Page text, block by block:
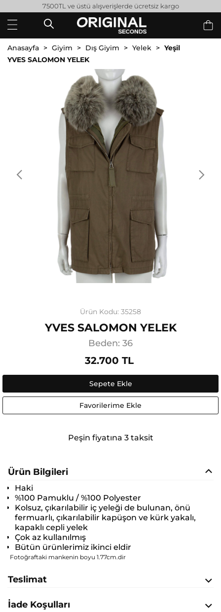
7500TL ve üstü alışverişlerde ücretsiz kargo
Anasayfa Giyim Dış Giyim Yelek
Yeşil
YVES SALOMON YELEK
Ürün Kodu: 35258
YVES SALOMON YELEK
Beden: 36
32.700 TL
Sepete Ekle
Favorilerime Ekle
Peşin fiyatına 3 taksit
Ürün Bilgileri
Haki
%100 Pamuklu / %100 Polyester
Kolsuz, çıkarılabilir iç yeleği de bulunan, önü
fermuarlı, çıkarılabilir kapüşon ve kürk yakalı,
kapaklı cepli yelek
Çok az kullanılmış
Bütün ürünlerimiz ikinci eldir
Fotoğraftaki mankenin boyu 1.77cm.dir
Teslimat
İade Koşulları